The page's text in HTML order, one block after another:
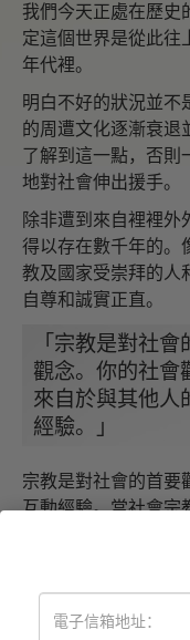
我們今天正處在歷史
定這個世界是從此往
年代裡。
明白不好的狀況並不
的周遭文化逐漸衰退
了解到這一點，否則
地對社會伸出援手。
除非遭到來自裡裡外
得以存在數千年的。
教及國家受崇拜的人
自尊和誠實正直。
「宗教是對社會
觀念。你的社會
來自於與其他人
經驗。」
宗教是對社會的首要
互動經驗。當社會宗
被破壞時，這社會
大約在最近的一百
你已經被告知宗教